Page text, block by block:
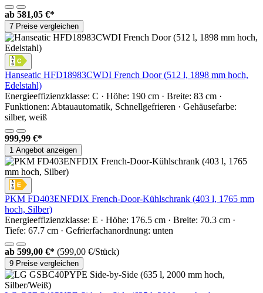
ab 581,05 €*
7 Preise vergleichen
Hanseatic HFD18983CWDI French Door (512 l, 1898 mm hoch,
Edelstahl)
Energieeffizienzklasse: C · Höhe: 190 cm · Breite: 83 cm ·
Funktionen: Abtauautomatik, Schnellgefrieren · Gehäusefarbe:
silber, weiß
999,99 €*
1 Angebot anzeigen
PKM FD403ENFDIX French-Door-Kühlschrank (403 l, 1765 mm
hoch, Silber)
Energieeffizienzklasse: E · Höhe: 176.5 cm · Breite: 70.3 cm ·
Tiefe: 67.7 cm · Gefrierfachanordnung: unten
ab 599,00 €* (599,00 €/Stück)
9 Preise vergleichen